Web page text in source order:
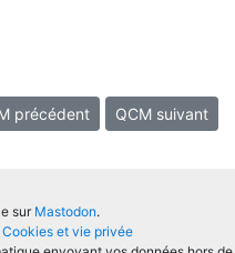
précédent QCM suivant
sur Mastodon.
Cookies et vie privée